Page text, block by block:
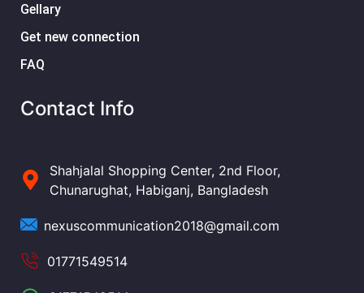
Gellary
Get new connection
FAQ
Contact Info
Shahjalal Shopping Center, 2nd Floor,
Chunarughat, Habiganj, Bangladesh
nexuscommunication2018@gmail.com
01771549514